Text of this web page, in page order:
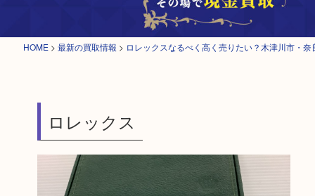
HOME > 最新の買取情報 > ロレックスなるべく高く売りたい？木津川市・
ロレックス